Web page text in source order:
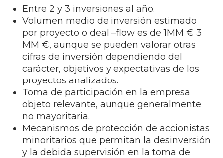
Entre 2 y 3 inversiones al año.
Volumen medio de inversión estimado
por proyecto o deal –flow es de 1MM € 3
MM €, aunque se pueden valorar otras
cifras de inversión dependiendo del
carácter, objetivos y expectativas de los
proyectos analizados.
Toma de participación en la empresa
objeto relevante, aunque generalmente
no mayoritaria.
Mecanismos de protección de accionistas
minoritarios que permitan la desinversión
y la debida supervisión en la toma de